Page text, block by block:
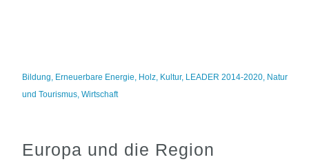
Bildung, Erneuerbare Energie, Holz, Kultur, LEADER 2014-2020, Natur
und Tourismus,Wirtschaft
Europa und die Region